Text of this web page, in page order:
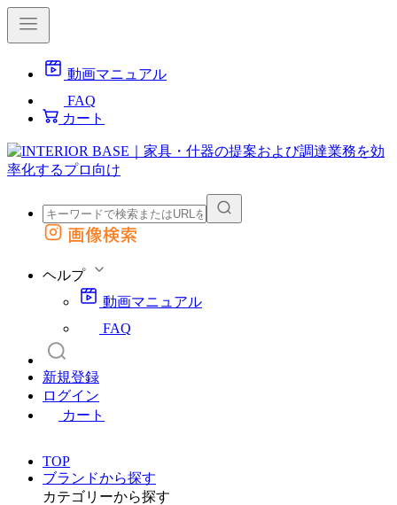
動画マニュアル
FAQ
カート
外部サイトの商品をカートに追加
画像検索
ヘルプ
動画マニュアル
FAQ
新規登録
ログイン
カート
TOP
ブランドから探す
カテゴリーから探す